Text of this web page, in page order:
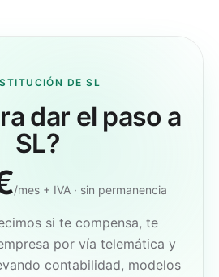
DE SL
dar el paso a
SL?
/mes + IVA · sin permanencia
si te compensa, te
por vía telemática y
contabilidad, modelos